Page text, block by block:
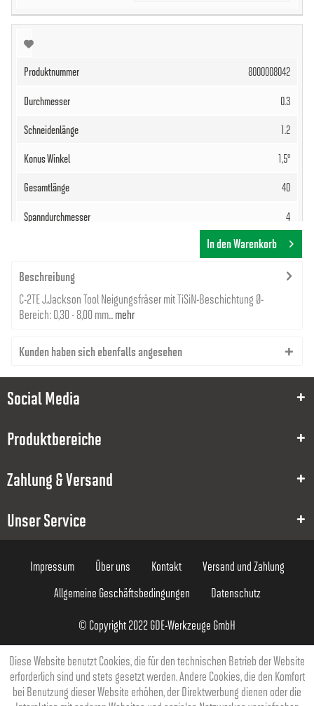
8000008042
0.3
1.2
1,5°
40
4
61,90 €
61,90 €
8000008043
In den Warenkorb
Beschreibung
C-2TE J.Jackson Tool Neigungsfräser mit TiSiN-Beschichtung Ø-
Bereich: 0,30 - 8,00 mm...mehr
Kunden haben sich ebenfalls angesehen
Social Media
Produktbereiche
Zahlung & Versand
Unser Service
Impressum Über uns Kontakt
Versand und Zahlung
Allgemeine Geschäftsbedingungen
Datenschutz
© Copyright 2022 GDE-Werkzeuge GmbH
Diese Website benutzt Cookies, die für den technischen Betrieb der Website
erforderlich sind und stets gesetzt werden. Andere Cookies, die den Komfort
bei Benutzung dieser Website erhöhen, der Direktwerbung dienen oder die